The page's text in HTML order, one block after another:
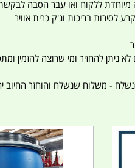
מיוחדת ללקוח ואו עבר הסבה
לסירות בריכות וג'ק כרית אוויר
ניתן להחזיר ומי שרוצה להזמין
- משלוח שנשלח והוחזר החיוב